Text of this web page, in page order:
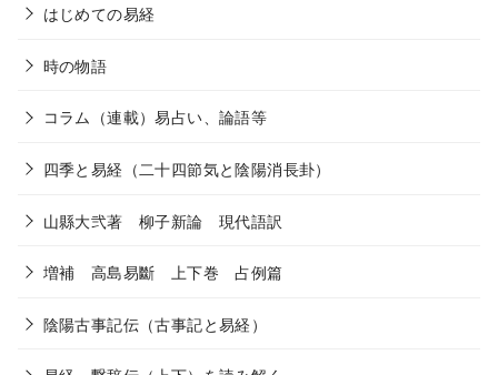
はじめての易経
時の物語
コラム（連載）易占い、論語等
四季と易経（二十四節気と陰陽消長卦）
山縣大弐著 柳子新論 現代語訳
増補 高島易斷 上下巻 占例篇
陰陽古事記伝（古事記と易経）